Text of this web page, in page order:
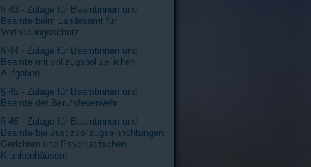
§ 43 - Zulage für Beamtinnen und
Beamte beim Landesamt für
Verfassungsschutz
§ 44 - Zulage für Beamtinnen und
Beamte mit vollzugspolizeilichen
Aufgaben
§ 45 - Zulage für Beamtinnen und
Beamte der Berufsfeuerwehr
§ 46 - Zulage für Beamtinnen und
Beamte bei Justizvollzugseinrichtungen,
Gerichten und Psychiatrischen
Krankenhäusern